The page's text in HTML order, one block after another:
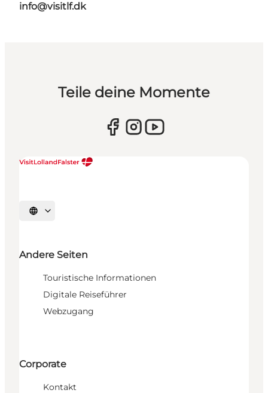
info@visitlf.dk
Teile deine Momente
Sprache auswählen
Andere Seiten
Touristische Informationen
Digitale Reiseführer
Webzugang
Corporate
Kontakt